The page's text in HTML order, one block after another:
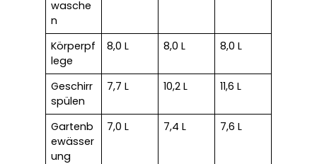
wasche
n
Körperpf
lege
8,0 L 8,0 L 8,0 L
Geschirr
spülen
7,7 L 10,2 L 11,6 L
Gartenb
ewässer
ung
7,0 L 7,4 L 7,6 L